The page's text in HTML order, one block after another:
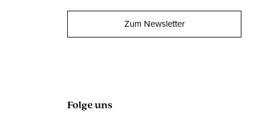
Zum Newsletter
Folge uns